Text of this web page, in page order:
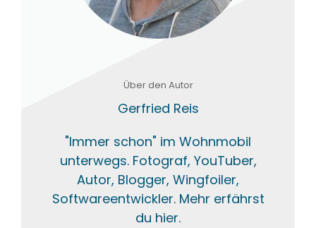
Über den Autor
Gerfried Reis
"Immer schon" im Wohnmobil
unterwegs. Fotograf, YouTuber,
Autor, Blogger, Wingfoiler,
Softwareentwickler. Mehr erfährst
du hier.